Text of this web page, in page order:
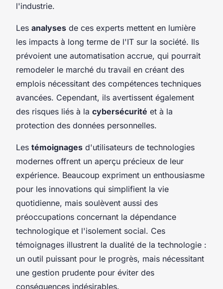
l'industrie.
Les analyses de ces experts mettent en lumière
les impacts à long terme de l'IT sur la société. Ils
prévoient une automatisation accrue, qui pourrait
remodeler le marché du travail en créant des
emplois nécessitant des compétences techniques
avancées. Cependant, ils avertissent également
des risques liés à la cybersécurité et à la
protection des données personnelles.
Les témoignages d'utilisateurs de technologies
modernes offrent un aperçu précieux de leur
expérience. Beaucoup expriment un enthousiasme
pour les innovations qui simplifient la vie
quotidienne, mais soulèvent aussi des
préoccupations concernant la dépendance
technologique et l'isolement social. Ces
témoignages illustrent la dualité de la technologie :
un outil puissant pour le progrès, mais nécessitant
une gestion prudente pour éviter des
conséquences indésirables.